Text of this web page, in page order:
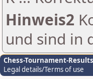
Hinweis2
und sind in
Chess-Tournament-
Legal details/Terms of use